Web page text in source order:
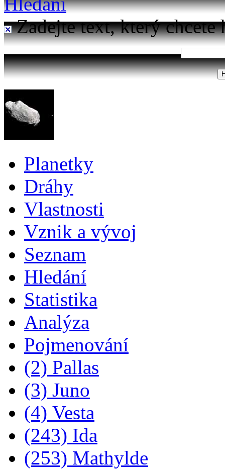
Zadejte text, který chcete
Planetky
Dráhy
Vlastnosti
Vznik a vývoj
Seznam
Hledání
Statistika
Analýza
Pojmenování
(2) Pallas
(3) Juno
(4) Vesta
(243) Ida
(253) Mathylde